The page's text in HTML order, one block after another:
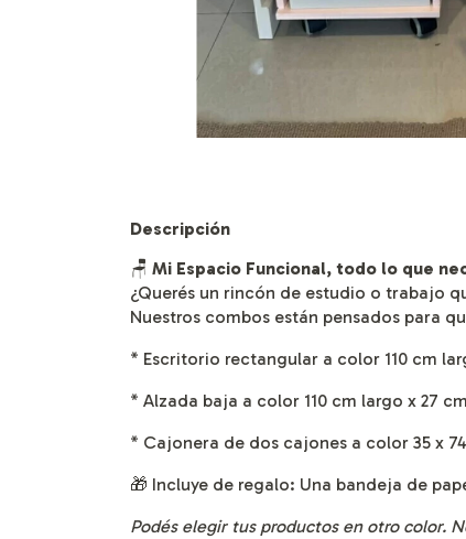
Descripción
🪑 Mi Espacio Funcional, todo lo que
¿Querés un rincón de estudio o trabajo
Nuestros combos están pensados para
* Escritorio rectangular a color 110 cm
* Alzada baja a color 110 cm largo x 27
* Cajonera de dos cajones a color 35 x
🎁 Incluye de regalo: Una bandeja de
Podés elegir tus productos en otro color.